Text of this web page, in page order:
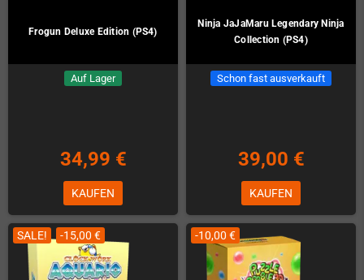
Frogun Deluxe Edition (PS4)
Auf Lager
34,99 €
KAUFEN
Ninja JaJaMaru Legendary Ninja
Collection (PS4)
Schon fast ausverkauft
39,00 €
KAUFEN
SALE! -15,00 € -10,00 €